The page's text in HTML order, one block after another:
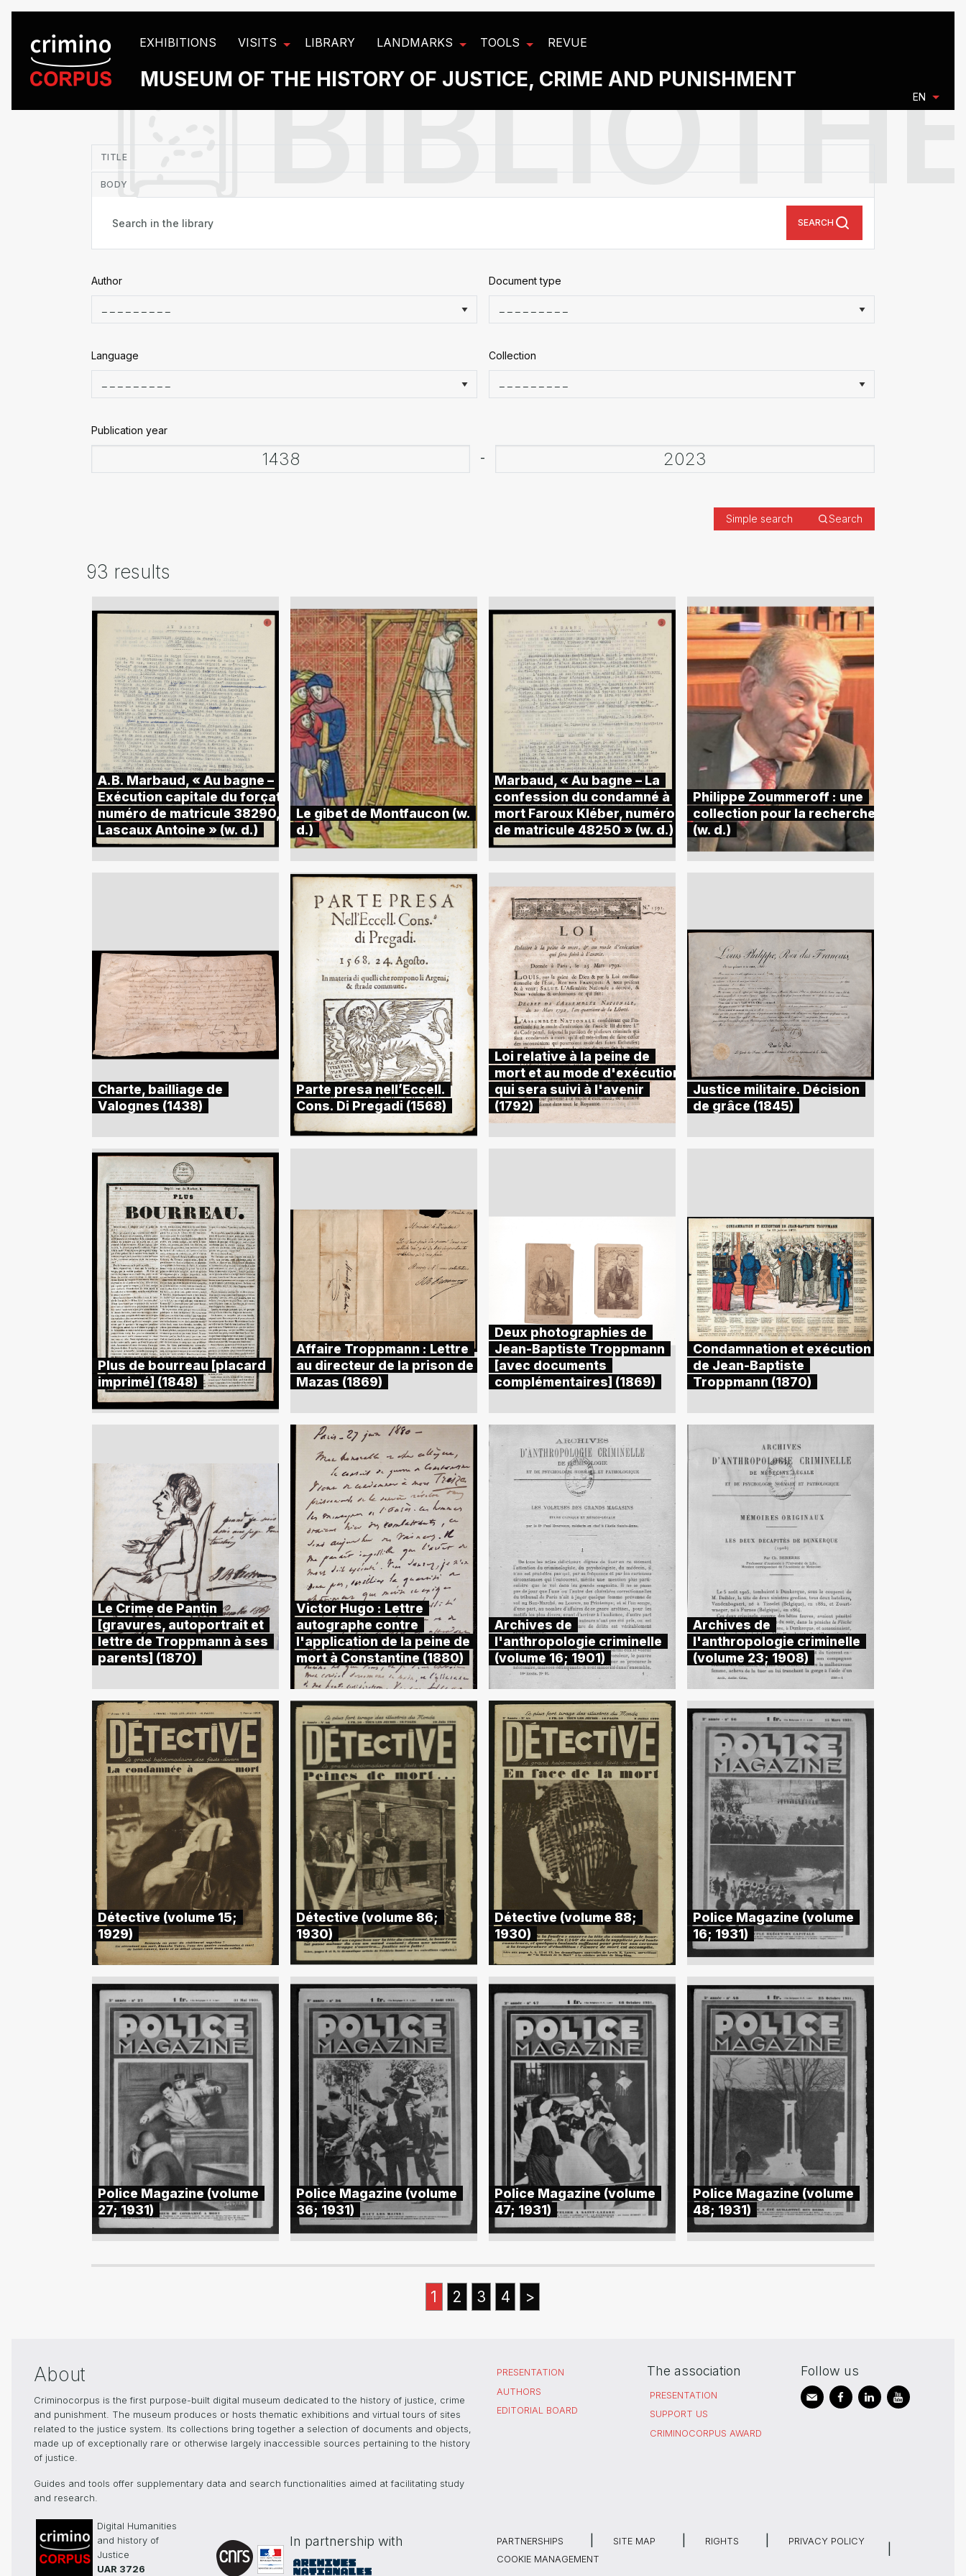
EXHIBITIONS VISITS LIBRARY LANDMARKS TOOLS REVUE
MUSEUM OF THE HISTORY OF JUSTICE, CRIME AND PUNISHMENT
EN
TITLE
BODY
SEARCH
Author Document type
Language Collection
Publication year
-
Simple search Search
93 results
A.B. Marbaud, « Au bagne –
Exécution capitale du forçat
numéro de matricule 38290,
Lascaux Antoine » (w. d.)
Le gibet de Montfaucon (w.
d.)
Marbaud, « Au bagne – La
confession du condamné à
mort Faroux Kléber, numéro
de matricule 48250 » (w. d.)
Philippe Zoummeroff : une
collection pour la recherche
(w. d.)
Charte, bailliage de
Valognes (1438)
Parte presa nell’Eccell.
Cons. Di Pregadi (1568)
Loi relative à la peine de
mort et au mode d'exécution
qui sera suivi à l'avenir
(1792)
Justice militaire. Décision
de grâce (1845)
Plus de bourreau [placard
imprimé] (1848)
Affaire Troppmann : Lettre
au directeur de la prison de
Mazas (1869)
Deux photographies de
Jean-Baptiste Troppmann
[avec documents
complémentaires] (1869)
Condamnation et exécution
de Jean-Baptiste
Troppmann (1870)
Le Crime de Pantin
[gravures, autoportrait et
lettre de Troppmann à ses
parents] (1870)
Victor Hugo : Lettre
autographe contre
l'application de la peine de
mort à Constantine (1880)
Archives de
l'anthropologie criminelle
(volume 16; 1901)
Archives de
l'anthropologie criminelle
(volume 23; 1908)
Détective (volume 15;
1929)
Détective (volume 86;
1930)
Détective (volume 88;
1930)
Police Magazine (volume
16; 1931)
Police Magazine (volume
27; 1931)
Police Magazine (volume
36; 1931)
Police Magazine (volume
47; 1931)
Police Magazine (volume
48; 1931)
1 2 3 4 >
About
Criminocorpus is the first purpose-built digital museum dedicated to the history of justice, crime
and punishment. The museum produces or hosts thematic exhibitions and virtual tours of sites
related to the justice system. Its collections bring together a selection of documents and objects,
made up of exceptionally rare or otherwise largely inaccessible sources pertaining to the history
of justice.
Guides and tools offer supplementary data and search functionalities aimed at facilitating study
and research.
PRESENTATION
AUTHORS
EDITORIAL BOARD
The association
PRESENTATION
SUPPORT US
CRIMINOCORPUS AWARD
Follow us
Digital Humanities
and history of
Justice
UAR 3726
In partnership with PARTNERSHIPS SITE MAP RIGHTS
PRIVACY POLICY
COOKIE MANAGEMENT
Cookies management panel